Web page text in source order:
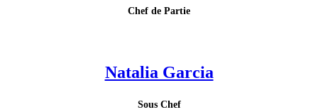
Chef de Partie
Natalia Garcia
Sous Chef